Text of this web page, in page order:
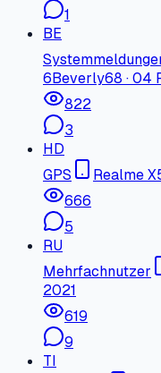
1
BE
6Beverly68 ·04
822
3
HD
GPS
Realme
666
5
RU
Mehrfachnutzer
2021
619
9
TI